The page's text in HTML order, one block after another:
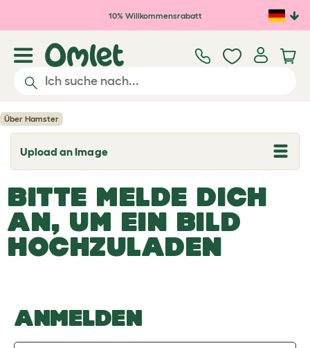
Zum Hauptinhalt springen
10% Willkommensrabatt
Über Hamster
Upload an Image
T
o
g
e
d
r
p
BITTE MELDE DICH
AN, UM EIN BILD
HOCHZULADEN
ANMELDEN